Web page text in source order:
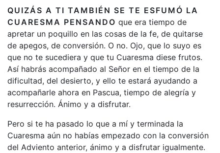
QUIZÁS A TI TAMBIÉN SE TE ESFUMÓ LA
CUARESMA PENSANDO que era tiempo de
apretar un poquillo en las cosas de la fe, de quitarse
de apegos, de conversión. O no. Ojo, que lo suyo es
que no te sucediera y que tu Cuaresma diese frutos.
Así habrás acompañado al Señor en el tiempo de la
dificultad, del desierto, y ello te estará ayudando a
acompañarle ahora en Pascua, tiempo de alegría y
resurrección. Ánimo y a disfrutar.
Pero si te ha pasado lo que a mí y terminada la
Cuaresma aún no habías empezado con la conversión
del Adviento anterior, ánimo y a disfrutar igualmente.